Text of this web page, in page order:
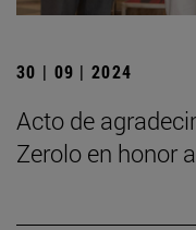
30 | 09 | 2024
Acto de
Zerolo en honor